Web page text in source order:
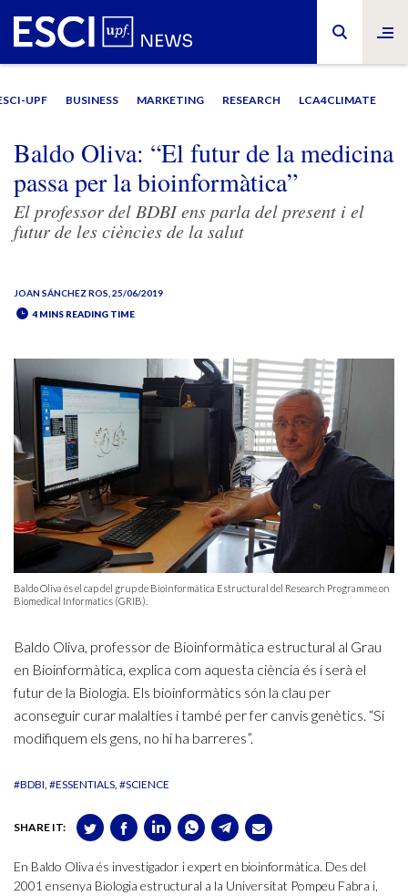
UPF BUSINESS MARKETING RESEARCH LCA4CLIMATE
Baldo Oliva: “El futur de la medicina
passa per la bioinformàtica”
El professor del BDBI ens parla del present i el
futur de les ciències de la salut
JOAN SÁNCHEZ ROS , 25/06/2019
4 MINS READING TIME
Baldo Oliva és el cap del grup de Bioinformàtica Estructural del Research Programme on
Biomedical Informatics (GRIB).
Baldo Oliva, professor de Bioinformàtica estructural al Grau
en Bioinformàtica, explica com aquesta ciència és i serà el
futur de la Biologia. Els bioinformàtics són la clau per
aconseguir curar malalties i també per fer canvis genètics. “Si
modifiquem els gens, no hi ha barreres”.
#BDBI #ESSENTIALS #SCIENCE
SHARE IT:
En Baldo Oliva és investigador i expert en bioinformàtica. Des del
2001 ensenya Biologia estructural a la Universitat Pompeu Fabra i,